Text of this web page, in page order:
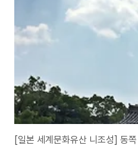
천황이 머물던 혼마루 궁전으로 가려면,
조성이라는 유적지 보단 경치 좋은 공원
실제로 망루에 오르..
[일본 세계문화유산 니조성] 동